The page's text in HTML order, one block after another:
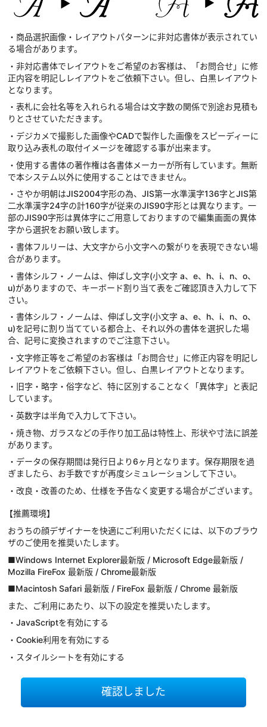
・商品選択画像・レイアウトパターンに非対応書体が表示されてい
る場合があります。
・非対応書体でレイアウトをご希望のお客様は、「お問合せ」に修
正内容を明記しレイアウトをご依頼下さい。但し、白黒レイアウト
となります。
・表札に会社名等を入れられる場合は文字数の関係で別途お見積も
りとさせていただきます。
・デジカメで撮影した画像やCADで製作した画像をスピーディーに
取り込み表札の取付イメージを確認する事が出来ます。
・使用する書体の著作権は各書体メーカーが所有しています。無断
で本システム以外に使用することはできません。
・さやか明朝はJIS2004字形の為、JIS第一水準漢字136字とJIS第
二水準漢字24字の計160字が従来のJIS90字形とは異なります。一
部のJIS90字形は異体字にご用意しておりますので編集画面の異体
字から選択をお願い致します。
・書体フルリーは、大文字から小文字への繋がりを表現できない場
合があります。
・書体シルフ・ノームは、伸ばし文字(小文字 a、e、h、i、n、o、
u)がありますので、キーボード割り当て表をご確認頂き入力して下
さい。
・書体シルフ・ノームは、伸ばし文字(小文字 a、e、h、i、n、o、
u)を記号に割り当てている都合上、それ以外の書体を選択した場
合、記号に変換されますのでご注意下さい。
・文字修正等をご希望のお客様は「お問合せ」に修正内容を明記し
レイアウトをご依頼下さい。但し、白黒レイアウトとなります。
・旧字・略字・俗字など、特に区別することなく「異体字」と表記
しています。
・英数字は半角で入力して下さい。
・焼き物、ガラスなどの手作り加工品は特性上、形状や寸法に誤差
があります。
・データの保存期間は発行日より6ヶ月となります。保存期限を過
ぎましたら、お手数ですが再度シミュレーションして下さい。
・改良・改善のため、仕様を予告なく変更する場合がございます。
【推薦環境】
おうちの顔デザイナーを快適にご利用いただくには、以下のブラウ
ザのご使用を推奨いたします。
■Windows Internet Explorer最新版 / Microsoft Edge最新版 /
Mozilla FireFox 最新版 / Chrome最新版
■Macintosh Safari 最新版 / FireFox 最新版 / Chrome 最新版
また、ご利用にあたり、以下の設定を推奨いたします。
・JavaScriptを有効にする
・Cookie利用を有効にする
・スタイルシートを有効にする
確認しました